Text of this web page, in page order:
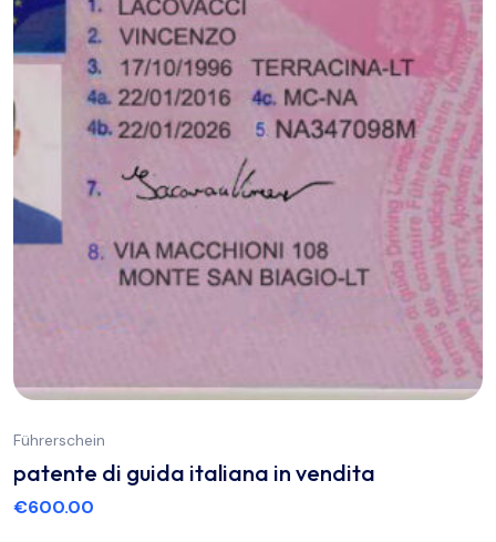
Führerschein
patente di guida italiana in vendita
€600.00